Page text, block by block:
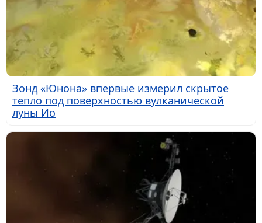
Зонд «Юнона» впервые измерил скрытое
тепло под поверхностью вулканической
луны Ио